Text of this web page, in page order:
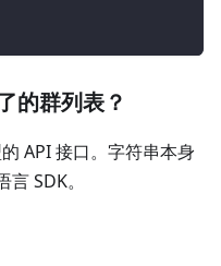
的群列表？
API 接口。字符串本身
SDK。